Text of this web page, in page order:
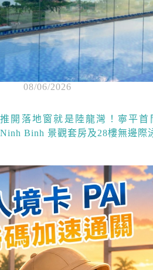
08/06/2026
推開落地窗就是陸龍灣！寧平首
Ninh Binh 景觀套房及28樓無邊際